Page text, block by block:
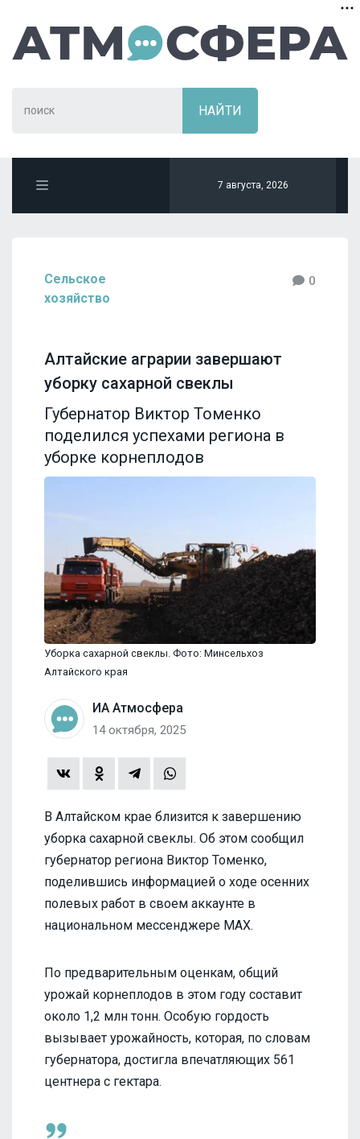
7 августа, 2026
Сельское
хозяйство
0
Алтайские аграрии завершают
уборку сахарной свеклы
Губернатор Виктор Томенко
поделился успехами региона в
уборке корнеплодов
Уборка сахарной свеклы. Фото: Минсельхоз
Алтайского края
ИА Атмосфера
14 октября, 2025
В Алтайском крае близится к завершению
уборка сахарной свеклы. Об этом сообщил
губернатор региона Виктор Томенко,
поделившись информацией о ходе осенних
полевых работ в своем аккаунте в
национальном мессенджере МАХ.
По предварительным оценкам, общий
урожай корнеплодов в этом году составит
около 1,2 млн тонн. Особую гордость
вызывает урожайность, которая, по словам
губернатора, достигла впечатляющих 561
центнера с гектара.